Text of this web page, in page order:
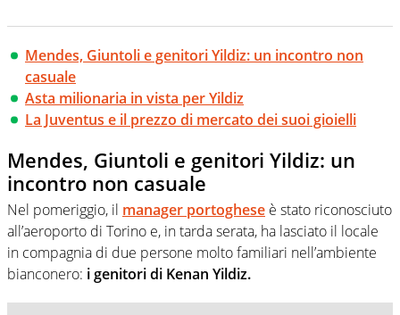
Mendes, Giuntoli e genitori Yildiz: un incontro non
casuale
Asta milionaria in vista per Yildiz
La Juventus e il prezzo di mercato dei suoi gioielli
Mendes, Giuntoli e genitori Yildiz: un
incontro non casuale
Nel pomeriggio, il manager portoghese è stato riconosciuto
all’aeroporto di Torino e, in tarda serata, ha lasciato il locale
in compagnia di due persone molto familiari nell’ambiente
bianconero: i genitori di Kenan Yildiz.